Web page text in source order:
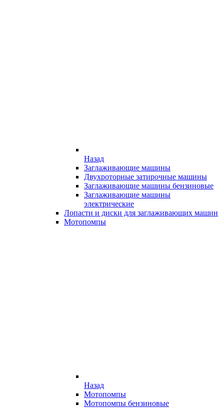
Назад
Заглаживающие машины
Двухроторные затирочные машины
Заглаживающие машины бензиновые
Заглаживающие машины
электрические
Лопасти и диски для заглаживающих машин
Мотопомпы
Назад
Мотопомпы
Мотопомпы бензиновые